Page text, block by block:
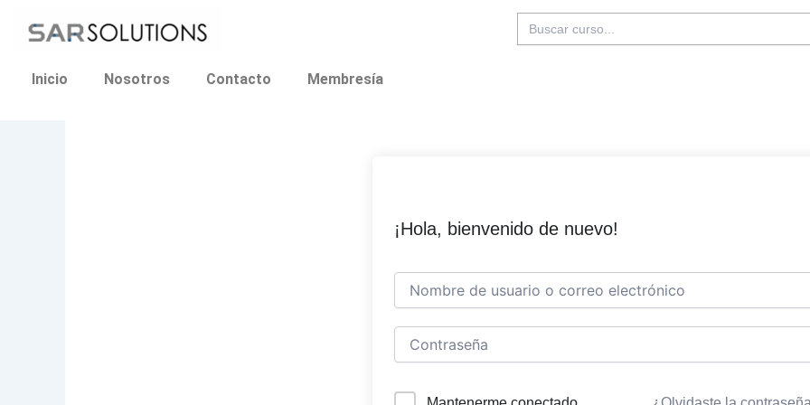
Buscar:
Inicio Nosotros Contacto Membresía
¡Hola, bienvenido de nuevo!